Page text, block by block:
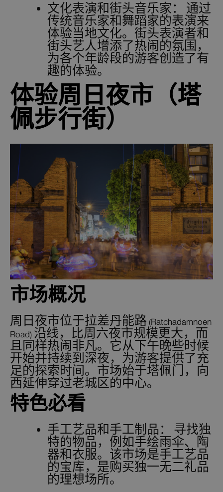
文化表演和街头音乐家：
通过
传统音乐家和舞蹈家的表演来
体验当地文化。街头表演者和
街头艺人增添了热闹的氛围，
为各个年龄段的游客创造了有
趣的体验。
体验周日夜市（塔
佩步行街）
市场概况
周日夜市位于拉差丹能路 (Ratchadamnoen
Road) 沿线，比周六夜市规模更大，而
且同样热闹非凡。它从下午晚些时候
开始并持续到深夜，为游客提供了充
足的探索时间。市场始于塔佩门，向
西延伸穿过老城区的中心。
特色必看
手工艺品和手工制品：
寻找独
特的物品，例如手绘雨伞、陶
器和衣服。该市场是手工艺品
的宝库，是购买独一无二礼品
的理想场所。